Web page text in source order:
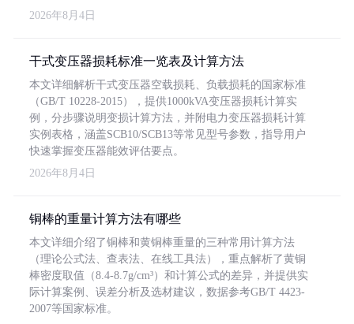
2026年8月4日
干式变压器损耗标准一览表及计算方法
本文详细解析干式变压器空载损耗、负载损耗的国家标准
（GB/T 10228-2015），提供1000kVA变压器损耗计算实
例，分步骤说明变损计算方法，并附电力变压器损耗计算
实例表格，涵盖SCB10/SCB13等常见型号参数，指导用户
快速掌握变压器能效评估要点。
2026年8月4日
铜棒的重量计算方法有哪些
本文详细介绍了铜棒和黄铜棒重量的三种常用计算方法
（理论公式法、查表法、在线工具法），重点解析了黄铜
棒密度取值（8.4-8.7g/cm³）和计算公式的差异，并提供实
际计算案例、误差分析及选材建议，数据参考GB/T 4423-
2007等国家标准。